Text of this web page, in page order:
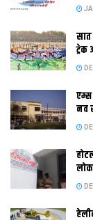
गुंजैत रहत
नव